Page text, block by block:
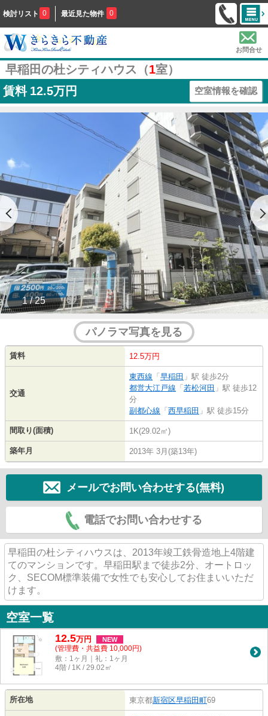
検討リスト 0 最近見た物件 0
お問合せ
早稲田の杜シティハウス（1室）
賃料 12.5万円 空室情報を確認
1 / 25
パノラマ写真を見る
賃料 12.5万円
交通
東西線 「 早稲田 」駅 徒歩2分
都営大江戸線 「 若松河田 」駅 徒歩12
分
副都心線 「 西早稲田 」駅 徒歩15分
間取り(面積) 1K(29.02㎡)
築年月 2013年 3月(築13年)
メールでお問い合わせする(無料)
電話でお問い合わせする
早稲田の杜シティハウスは、2013年竣工鉄骨造地上4階建
てのマンションです。早稲田駅まで徒歩2分、オートロッ
ク、SECOM標準装備で女性でも安心してお住まいいただ
けます。
空室一覧
12.5万円 NEW
(管理費・共益費 10,000円)
敷：1ヶ月｜礼：1ヶ月
4階 / 1K / 29.02㎡
所在地 東京都新宿区早稲田町69